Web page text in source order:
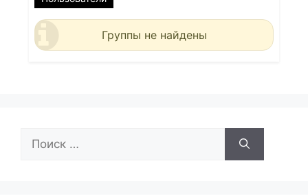
Группы не найдены